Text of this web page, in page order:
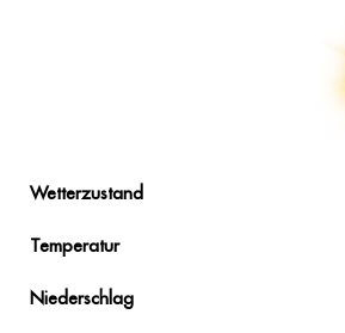
Wetterzustand
Temperatur
Niederschlag